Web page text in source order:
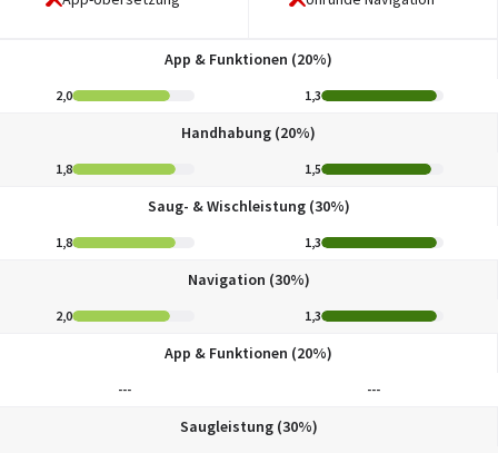
App & Funktionen (20%)
2,0 1,3
Handhabung (20%)
1,8 1,5
Saug- & Wischleistung (30%)
1,8 1,3
Navigation (30%)
2,0 1,3
App & Funktionen (20%)
--- ---
Saugleistung (30%)